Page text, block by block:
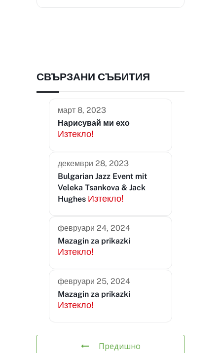
СВЪРЗАНИ СЪБИТИЯ
март 8, 2023
Нарисувай ми ехо
Изтекло!
декември 28, 2023
Bulgarian Jazz Event mit
Veleka Tsankova & Jack
Hughes Изтекло!
февруари 24, 2024
Mazagin za prikazki
Изтекло!
февруари 25, 2024
Mazagin za prikazki
Изтекло!
Предишно